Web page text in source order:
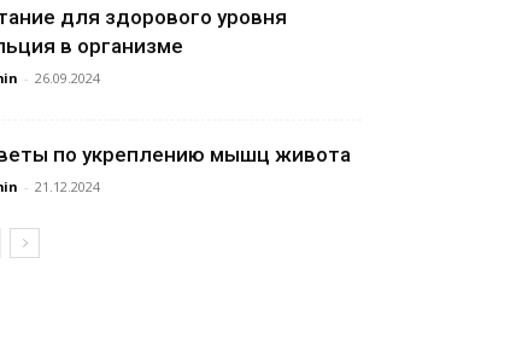
для здорового уровня
в организме
- 26.09.2024
по укреплению мышц живота
- 21.12.2024